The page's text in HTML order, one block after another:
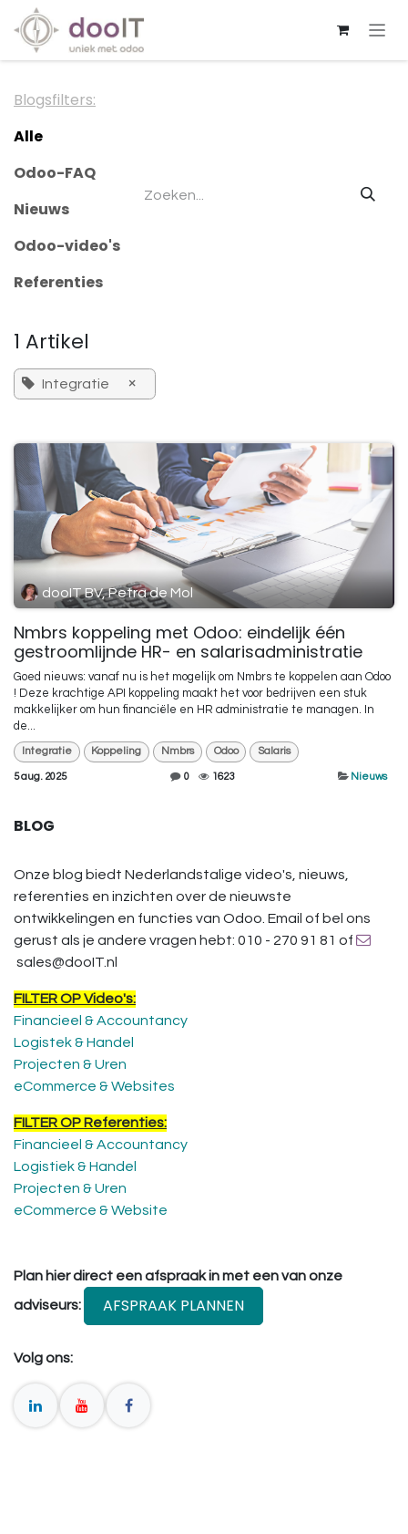
Overslaan naar inhoud
Blogsfilters:
Alle
Odoo-FAQ
Nieuws
Odoo-video's
Referenties
1 Artikel
Integratie ×
dooIT BV, Petra de Mol
Nmbrs koppeling met Odoo: eindelijk één
gestroomlijnde HR- en salarisadministratie
Goed nieuws: vanaf nu is het mogelijk om Nmbrs te koppelen aan Odoo
! Deze krachtige API koppeling maakt het voor bedrijven een stuk
makkelijker om hun financiële en HR administratie te managen. In
de...
Integratie Koppeling Nmbrs Odoo Salaris
5 aug. 2025 0 1623 Nieuws
BLOG
Onze blog biedt Nederlandstalige video's, nieuws,
referenties en inzichten over de nieuwste
ontwikkelingen en functies van Odoo. Email of bel ons
gerust als je andere vragen hebt: 010 - 270 91 81 of
sales@dooIT.nl
FILTER OP Video's:
Financieel & Accountancy
Logistek & Handel
Projecten & Uren
eCommerce & Websites
FILTER OP Referenties:
Financieel & Accountancy
Logistiek & Handel
Projecten & Uren
eCommerce & Website
Plan hier direct een afspraak in met een van onze
adviseurs:
AFSPRAAK PLANNEN
Volg ons: